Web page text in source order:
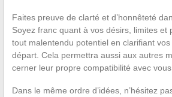
Faites preuve de clarté et d’honnêteté
Soyez franc quant à vos désirs, limites et
tout malentendu potentiel en clarifiant
départ. Cela permettra aussi aux autres
cerner leur propre compatibilité avec vous.
Dans le même ordre d’idées, n’hésitez